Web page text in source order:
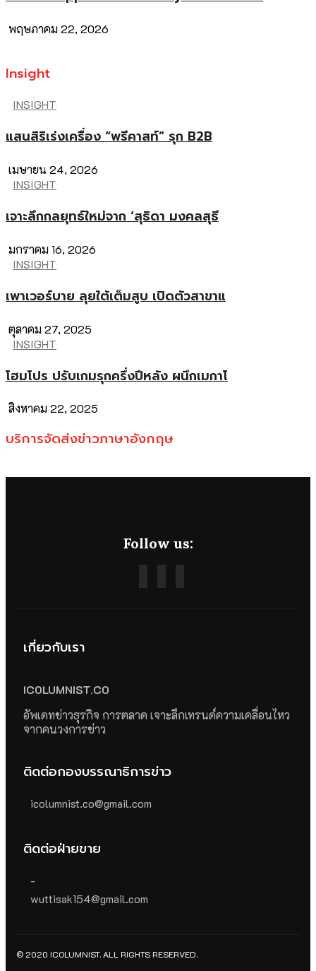
พฤษภาคม 22, 2026
Insight
INSIGHT
แสนสิริเร่งเครื่อง “พรีคาสท์” รุก B2B
เมษายน 24, 2026
INSIGHT
เจาะลึกกลยุทธ์ใหม่จาก ‘สุธิดา มงคลสุธี
มกราคม 16, 2026
INSIGHT
เพาเวอร์บาย ลุยใต้เต็มสูบ เปิดตัวสาขาแ
ตุลาคม 27, 2025
INSIGHT
โฮมโปร ปรับเกมรุกครึ่งปีหลัง ผนึกเมกาโ
สิงหาคม 22, 2025
บริการจัดส่งข่าวภาษาอังกฤษ
Follow us:
เกี่ยวกับเรา
ICOLUMNIST.CO
อัพเดทข่าวธุรกิจ การตลาด เจาะลึกเทรนด์ความเคลื่อนไหว
จากคนวงการข่าว
ติดต่อกองบรรณาธิการข่าว
icolumnist.co@gmail.com
ติดต่อฝ่ายขาย
-
wuttisak154@gmail.com
© 2020 ICOLUMNIST. ALL RIGHTS RESERVED.